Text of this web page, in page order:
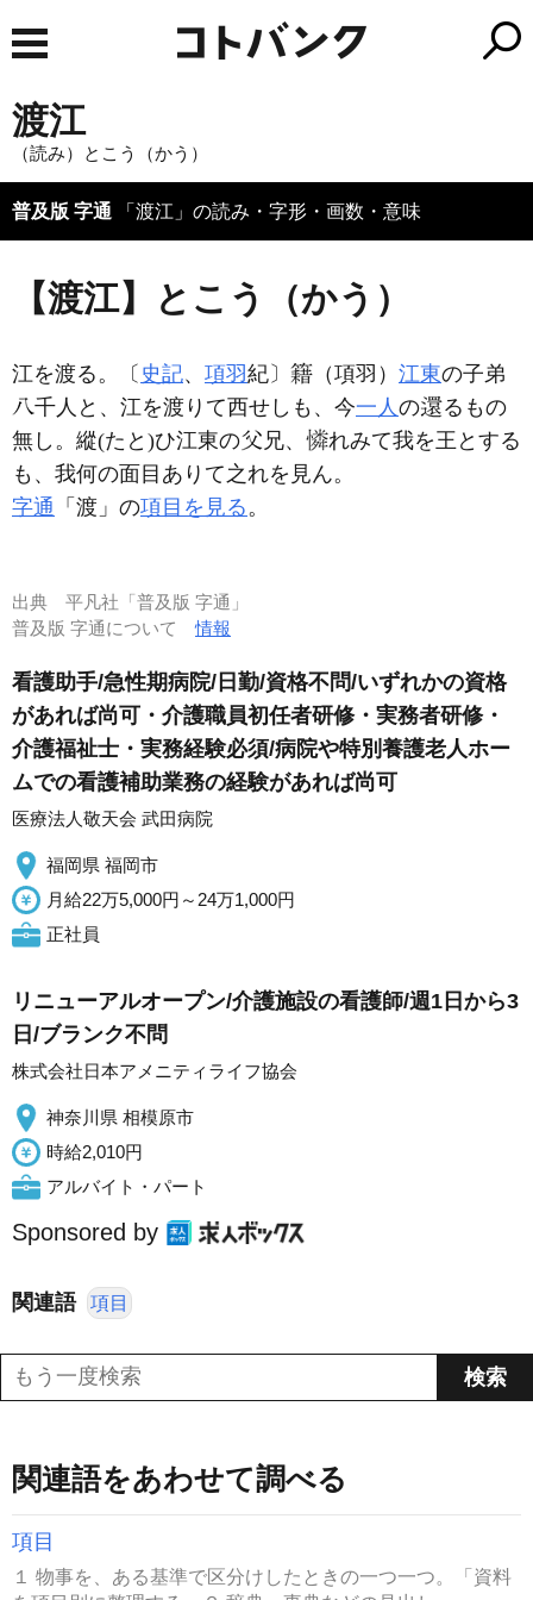
渡江
（読み）とこう（かう）
普及版 字通 「渡江」の読み・字形・画数・意味
【渡江】とこう（かう）
江を渡る。〔 史記、 項羽紀〕 （項羽） 江東の子弟
千人と、江を渡りて西せしも、今一人の
るもの
無し。縱(たと)ひ江東の
兄、
れみて我を王とする
も、我何の面目ありて之れを見ん。
字通 「渡」の項目を見る。
出典 平凡社「普及版 字通」
普及版 字通について情報
看護助手/急性期病院/日勤/資格不問/いずれかの資格
があれば尚可・介護職員初任者研修・実務者研修・
介護福祉士・実務経験必須/病院や特別養護老人ホー
ムでの看護補助業務の経験があれば尚可
医療法人敬天会 武田病院
福岡県 福岡市
月給22万5,000円～24万1,000円
正社員
リニューアルオープン/介護施設の看護師/週1日から3
日/ブランク不問
株式会社日本アメニティライフ協会
神奈川県 相模原市
時給2,010円
アルバイト・パート
Sponsored by
関連語 項目
関連語をあわせて調べる
項目
１ 物事を、ある基準で区分けしたときの一つ一つ。「資料